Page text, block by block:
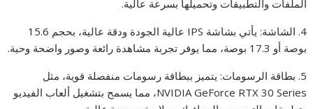
الملفات والتطبيقات وتحميلها بسرعة عالية.
4. الشاشة: يأتي بشاشة IPS عالية الجودة ودقة عالية، بحجم 15.6
بوصة أو 17.3 بوصة، مما يوفر تجربة مشاهدة رائعة وصور واضحة وحية.
5. بطاقة الرسومات: يتميز ببطاقة رسومات منفصلة قوية، مثل
NVIDIA GeForce RTX 30 Series، مما يسمح بتشغيل ألعاب الفيديو